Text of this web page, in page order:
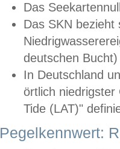
Das
Das SKN
deutschen
In Deutschland
örtlich
Tide (LAT)"
Pegelkennwert: